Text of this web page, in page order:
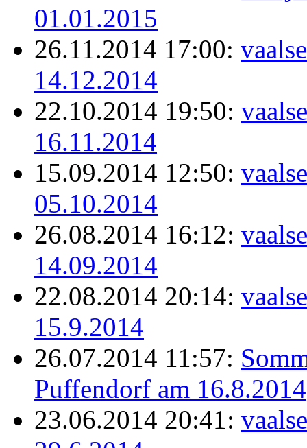
01.01.2015
26.11.2014 17:00:
14.12.2014
22.10.2014 19:50:
16.11.2014
15.09.2014 12:50:
05.10.2014
26.08.2014 16:12:
14.09.2014
22.08.2014 20:14:
15.9.2014
26.07.2014 11:57:
Puffendorf am 16.8.2014
23.06.2014 20:41: